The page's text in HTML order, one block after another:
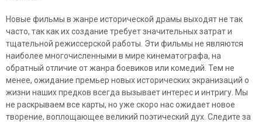
Новые фильмы в жанре исторической драмы выходят не так
часто, так как их создание требует значительных затрат и
тщательной режиссерской работы. Эти фильмы не являются
наиболее многочисленными в мире кинематографа, на
обратный отличие от жанра боевиков или комедий. Тем не
менее, ожидание премьер новых исторических экранизаций о
жизни наших предков всегда вызывает интерес и интригу. Мы
не раскрываем все карты, но уже скоро нас ожидает новое
творение, воплощающее великий поэтический дух. Следите за